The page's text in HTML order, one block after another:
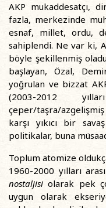
AKP mukaddesatçı,
fazla, merkezinde
esnaf, millet, ordu,
sahiplendi. Ne var ki,
böyle şekillenmiş
başlayan, Özal,
yoğrulan ve bizzat
(2003-2012
çeper/taşra/
karşı yıkıcı bir
politikalar, buna
Toplum atomize
1960-2000 yılları
nostaljisiolarak pek
uygun olarak